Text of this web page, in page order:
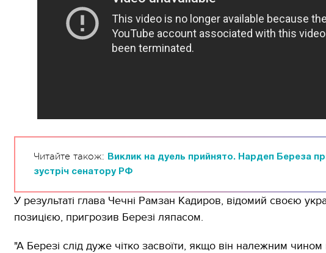
Читайте також:
Виклик на дуель прийнято. Нардеп Береза
зустріч сенатору РФ
У результаті глава Чечні Рамзан Кадиров, відомий своєю
позицією, пригрозив Березі ляпасом.
"А Березі слід дуже чітко засвоїти, якщо він належним